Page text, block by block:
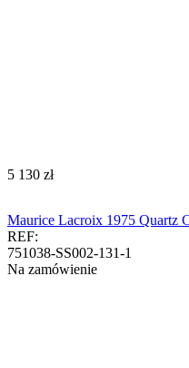
‍5 130‍ zł
Maurice Lacroix 1975 Quartz
REF:
751038-SS002-131-1
Na zamówienie